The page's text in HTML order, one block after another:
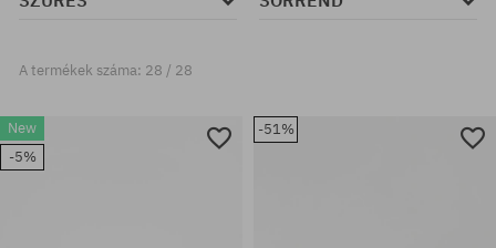
A termékek száma: 28 / 28
New
-5%
-51%